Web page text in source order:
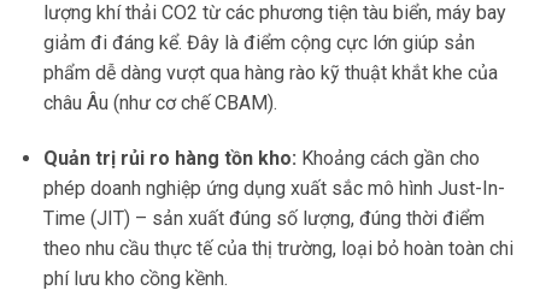
lượng khí thải CO2 từ các phương tiện tàu biển, máy bay
giảm đi đáng kể. Đây là điểm cộng cực lớn giúp sản
phẩm dễ dàng vượt qua hàng rào kỹ thuật khắt khe của
châu Âu (như cơ chế CBAM).
Quản trị rủi ro hàng tồn kho: Khoảng cách gần cho
phép doanh nghiệp ứng dụng xuất sắc mô hình Just-In-
Time (JIT) – sản xuất đúng số lượng, đúng thời điểm
theo nhu cầu thực tế của thị trường, loại bỏ hoàn toàn chi
phí lưu kho cồng kềnh.